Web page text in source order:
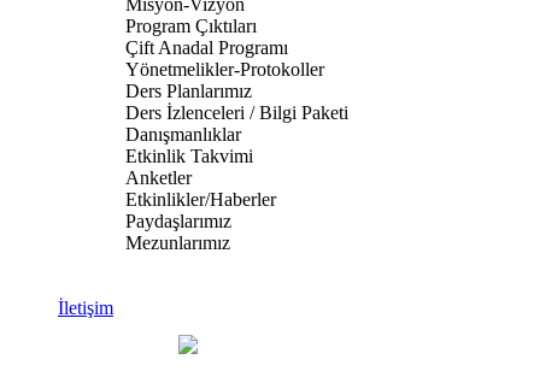
Misyon-Vizyon
Program Çıktıları
Çift Anadal Programı
Yönetmelikler-Protokoller
Ders Planlarımız
Ders İzlenceleri / Bilgi Paketi
Danışmanlıklar
Etkinlik Takvimi
Anketler
Etkinlikler/Haberler
Paydaşlarımız
Mezunlarımız
İletişim